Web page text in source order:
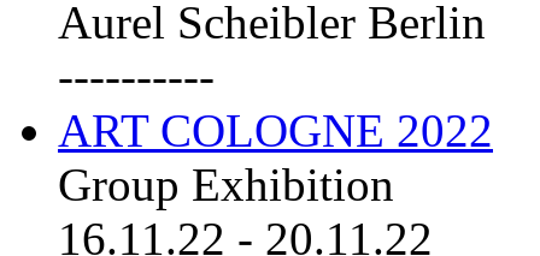
Aurel Scheibler Berlin
----------
ART COLOGNE 2022
Group Exhibition
16.11.22 - 20.11.22